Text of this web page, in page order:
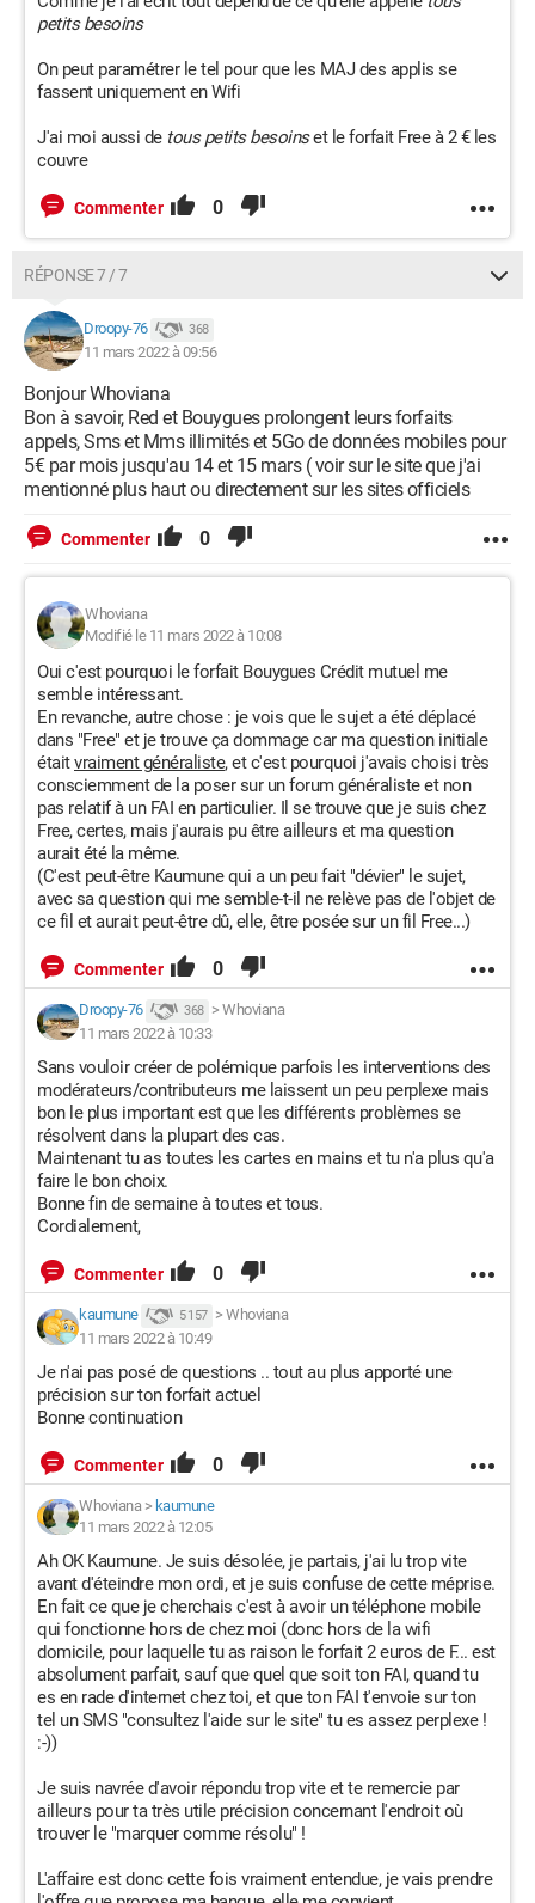
petits besoins
On peut paramétrer le tel pour que les MAJ des applis se
fassent uniquement en Wifi
J'ai moi aussi de tous petits besoinset le forfait Free à 2 € les
couvre
Commenter 0
RÉPONSE 7 / 7
Droopy-76 368
11 mars 2022 à 09:56
Bonjour Whoviana
Bon à savoir, Red et Bouygues prolongent leurs forfaits
appels, Sms et Mms illimités et 5Go de données mobiles pour
5€ par mois jusqu'au 14 et 15 mars ( voir sur le site que j'ai
mentionné plus haut ou directement sur les sites officiels
Commenter 0
Whoviana
Modifié le 11 mars 2022 à 10:08
Oui c'est pourquoi le forfait Bouygues Crédit mutuel me
semble intéressant.
En revanche, autre chose : je vois que le sujet a été déplacé
dans "Free" et je trouve ça dommage car ma question initiale
étaitvraiment généraliste, et c'est pourquoi j'avais choisi très
consciemment de la poser sur un forum généraliste et non
pas relatif à un FAI en particulier. Il se trouve que je suis chez
Free, certes, mais j'aurais pu être ailleurs et ma question
aurait été la même.
(C'est peut-être Kaumune qui a un peu fait "dévier" le sujet,
avec sa question qui me semble-t-il ne relève pas de l'objet de
ce fil et aurait peut-être dû, elle, être posée sur un fil Free...)
Commenter 0
Droopy-76 368 > Whoviana
11 mars 2022 à 10:33
Sans vouloir créer de polémique parfois les interventions des
modérateurs/contributeurs me laissent un peu perplexe mais
bon le plus important est que les différents problèmes se
résolvent dans la plupart des cas.
Maintenant tu as toutes les cartes en mains et tu n'a plus qu'a
faire le bon choix.
Bonne fin de semaine à toutes et tous.
Cordialement,
Commenter 0
kaumune 5 157 > Whoviana
11 mars 2022 à 10:49
Je n'ai pas posé de questions .. tout au plus apporté une
précision sur ton forfait actuel
Bonne continuation
Commenter 0
Whoviana> kaumune
11 mars 2022 à 12:05
Ah OK Kaumune. Je suis désolée, je partais, j'ai lu trop vite
avant d'éteindre mon ordi, et je suis confuse de cette méprise.
En fait ce que je cherchais c'est à avoir un téléphone mobile
qui fonctionne hors de chez moi (donc hors de la wifi
domicile, pour laquelle tu as raison le forfait 2 euros de F... est
absolument parfait, sauf que quel que soit ton FAI, quand tu
es en rade d'internet chez toi, et que ton FAI t'envoie sur ton
tel un SMS "consultez l'aide sur le site" tu es assez perplexe !
:-))
Je suis navrée d'avoir répondu trop vite et te remercie par
ailleurs pour ta très utile précision concernant l'endroit où
trouver le "marquer comme résolu" !
L'affaire est donc cette fois vraiment entendue, je vais prendre